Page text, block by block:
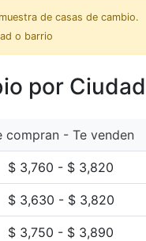
de casas de cambio.
o barrio
por Ciudad
compran - Te venden
$ 3,760 - $ 3,820
$ 3,630 - $ 3,820
$ 3,750 - $ 3,890